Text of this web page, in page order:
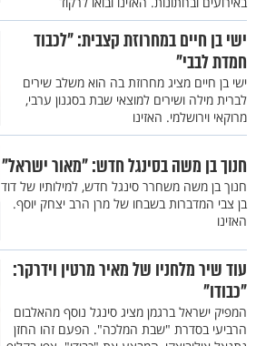
ישי בן חיים במחרוזת קצבית: "לכבוד
חמדת לבבי"
ישי בן חיים מציג מחרוזת בה הוא משלב שירים
לברית מילה ושירים למוצאי שבת בסגנון ערבי,
מרוקאי וירושלמי. האזינו
חנוך בן משה בסינגל חדש: "מאור ישראל"
חנוך בן משה משחרר סינגל חדש, למילותיו של דוד
בן צבי המדברות בשבחו של מרן הרב יצחק יוסף.
האזינו
עוד שיר מלחניו של מאיר מרטין וידרקר:
"כבודו"
המפיק ישראל ברגמן מציג סינגל נוסף מהאלבום
הרביעי בסדרת "שבת המלכה". הפעם זהו החזן